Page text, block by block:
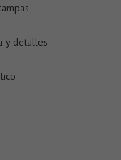
y detalles